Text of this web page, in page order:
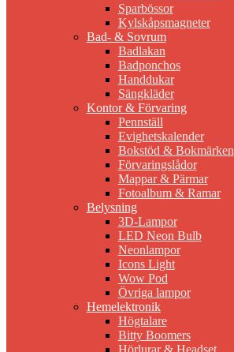
Sparbössor
Kylskåpsmagneter
Bad- & Sovrum
Badlakan
Badponchos
Handdukar
Sängkläder
Kontor & Förvaring
Pennställ
Evighetskalender
Bokstöd & Bokmärken
Förvaringslådor
Mappar & Pärmar
Fotoalbum & Ramar
Belysning
3D-Lampor
LED Neon Bulb
Neonlampor
Icons Light
Wow Pod
Övriga lampor
Hemelektronik
Högtalare
Bitty Boomers